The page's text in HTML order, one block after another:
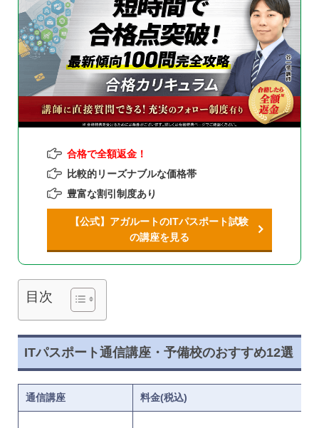
合格で全額返金！
比較的リーズナブルな価格帯
豊富な割引制度あり
【公式】アガルートのITパスポート試験
の講座を見る
目次
ITパスポート通信講座・予備校のおすすめ12選
通信講座 料金(税込)